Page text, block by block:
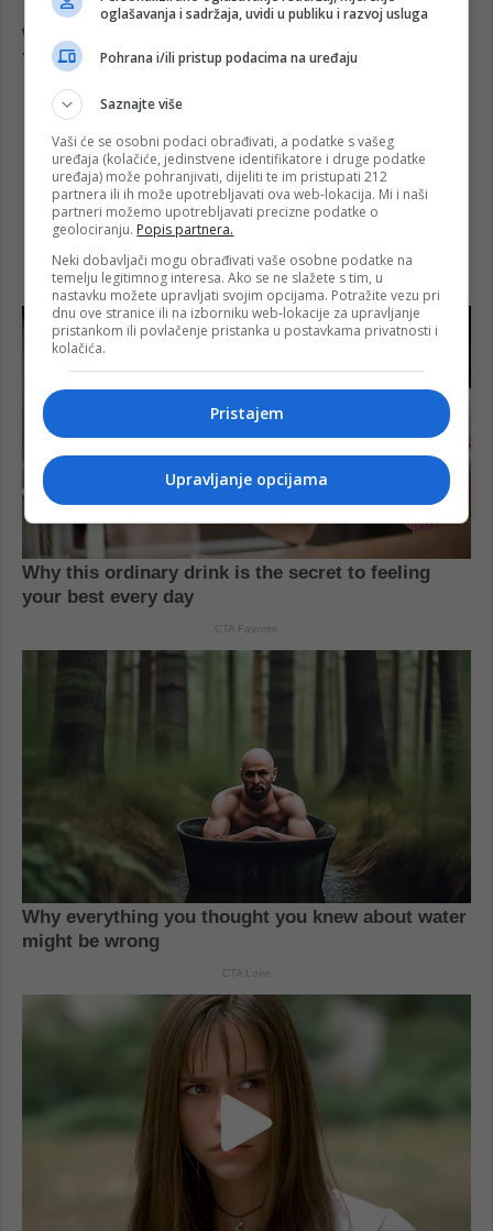
oglašavanja i sadržaja, uvidi u publiku i razvoj usluga
Pohrana i/ili pristup podacima na uređaju
Saznajte više
Vaši će se osobni podaci obrađivati, a podatke s vašeg
uređaja (kolačiće, jedinstvene identifikatore i druge podatke
uređaja) može pohranjivati, dijeliti te im pristupati 212
partnera ili ih može upotrebljavati ova web-lokacija. Mi i naši
partneri možemo upotrebljavati precizne podatke o
geolociranju. Popis partnera.
Neki dobavljači mogu obrađivati vaše osobne podatke na
temelju legitimnog interesa. Ako se ne slažete s tim, u
nastavku možete upravljati svojim opcijama. Potražite vezu pri
dnu ove stranice ili na izborniku web-lokacije za upravljanje
pristankom ili povlačenje pristanka u postavkama privatnosti i
kolačića.
Pristajem
Upravljanje opcijama